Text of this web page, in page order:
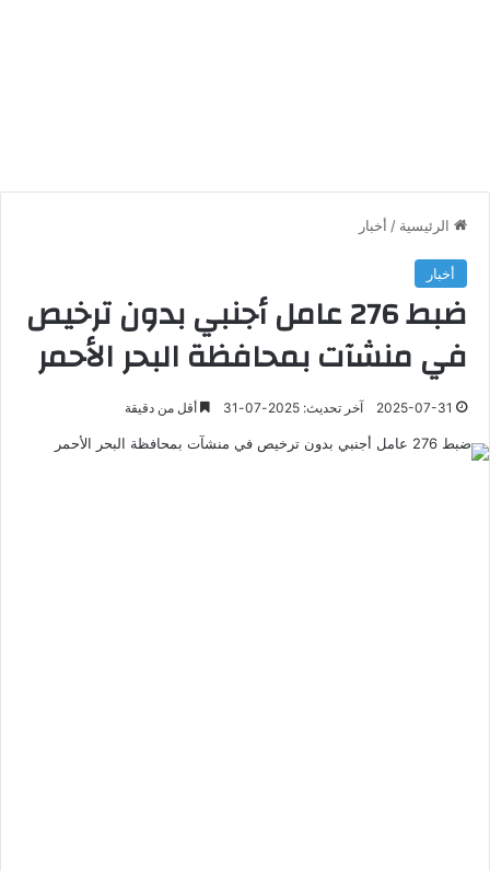
الرئيسية / أخبار
أخبار
ضبط 276 عامل أجنبي بدون ترخيص
في منشآت بمحافظة البحر الأحمر
2025-07-31 آخر تحديث: 2025-07-31 أقل من دقيقة